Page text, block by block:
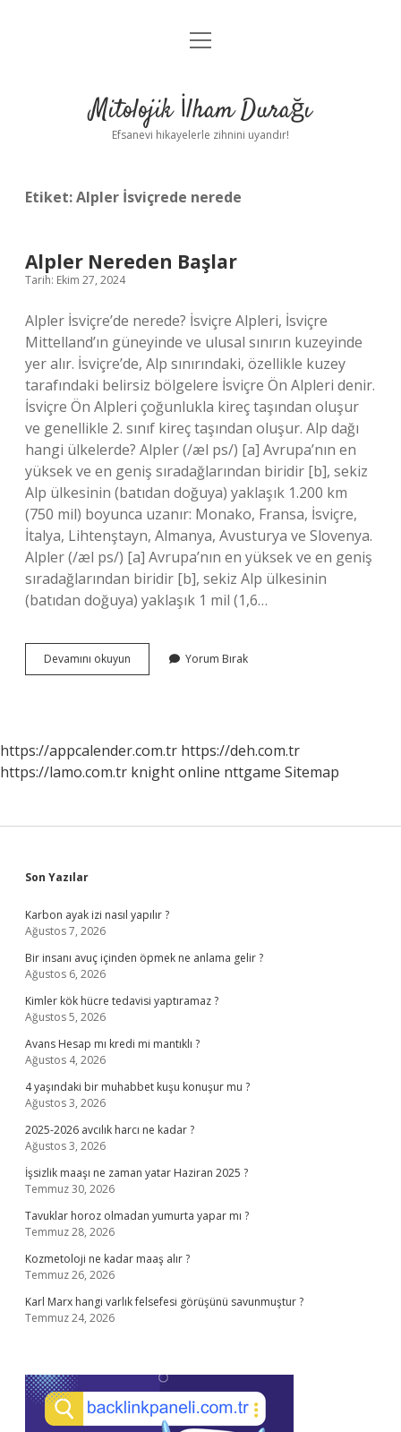
Anasayfa
Yasal Uyarı
menüyü
Mitolojik İlham Durağı
Efsanevi hikayelerle zihnini uyandır!
Etiket:Alpler İsviçrede nerede
Alpler Nereden Başlar
Tarih: Ekim 27, 2024
Alpler İsviçre’de nerede? İsviçre Alpleri, İsviçre
Mittelland’ın güneyinde ve ulusal sınırın kuzeyinde
yer alır. İsviçre’de, Alp sınırındaki, özellikle kuzey
tarafındaki belirsiz bölgelere İsviçre Ön Alpleri denir.
İsviçre Ön Alpleri çoğunlukla kireç taşından oluşur
ve genellikle 2. sınıf kireç taşından oluşur. Alp dağı
hangi ülkelerde? Alpler (/æl ps/) [a] Avrupa’nın en
yüksek ve en geniş sıradağlarından biridir [b], sekiz
Alp ülkesinin (batıdan doğuya) yaklaşık 1.200 km
(750 mil) boyunca uzanır: Monako, Fransa, İsviçre,
İtalya, Lihtenştayn, Almanya, Avusturya ve Slovenya.
Alpler (/æl ps/) [a] Avrupa’nın en yüksek ve en geniş
sıradağlarından biridir [b], sekiz Alp ülkesinin
(batıdan doğuya) yaklaşık 1 mil (1,6…
Devamını okuyun
Nereden
Yorum Bırak
https://appcalender.com.tr https://deh.com.tr
https://lamo.com.tr knight online nttgame Sitemap
Sidebar
Son Yazılar
Karbon ayak izi nasıl yapılır ?
Ağustos 7, 2026
Bir insanı avuç içinden öpmek ne anlama gelir ?
Ağustos 6, 2026
Kimler kök hücre tedavisi yaptıramaz ?
Ağustos 5, 2026
Avans Hesap mı kredi mi mantıklı ?
Ağustos 4, 2026
4 yaşındaki bir muhabbet kuşu konuşur mu ?
Ağustos 3, 2026
2025-2026 avcılık harcı ne kadar ?
Ağustos 3, 2026
İşsizlik maaşı ne zaman yatar Haziran 2025 ?
Temmuz 30, 2026
Tavuklar horoz olmadan yumurta yapar mı ?
Temmuz 28, 2026
Kozmetoloji ne kadar maaş alır ?
Temmuz 26, 2026
Karl Marx hangi varlık felsefesi görüşünü savunmuştur ?
Temmuz 24, 2026